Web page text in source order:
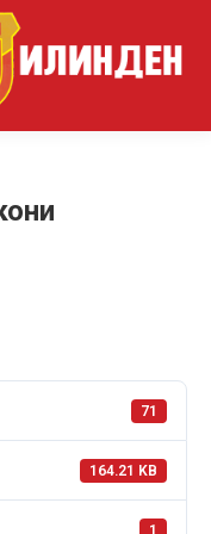
71
164.21 KB
1